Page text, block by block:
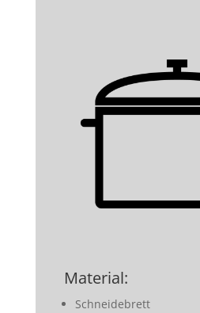
Material:
Schneidebrett